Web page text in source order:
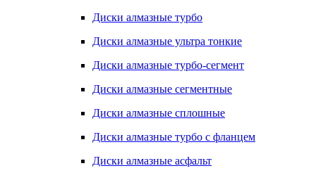
Диски алмазные турбо
Диски алмазные ультра тонкие
Диски алмазные турбо-сегмент
Диски алмазные сегментные
Диски алмазные сплошные
Диски алмазные турбо с фланцем
Диски алмазные асфальт